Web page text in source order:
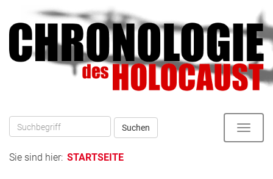
Hauptnavigation
Inhalt
Suchen
Toggle
Sie sind hier: STARTSEITE